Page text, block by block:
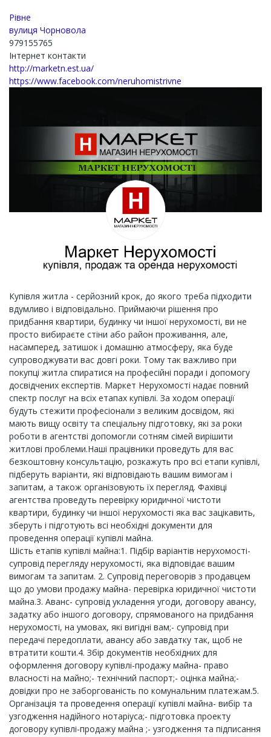
Рівне
вулиця Чорновола
979155765
Інтернет контакти
http://marketn.est.ua/
https://www.facebook.com/neruhomistrivne
Купівля житла - серйозний крок, до якого треба підходити
вдумливо і відповідально. Приймаючи рішення про
придбання квартири, будинку чи іншої нерухомості, ви не
просто вибираєте стіни або район проживання, але,
насамперед, затишок і домашню атмосферу, яка буде
супроводжувати вас довгі роки. Тому так важливо при
покупці житла спиратися на професійні поради і допомогу
досвідчених експертів. Маркет Нерухомості надає повний
спектр послуг на всіх етапах купівлі. За ходом операції
будуть стежити професіонали з великим досвідом, які
мають вищу освіту та спеціальну підготовку, які за роки
роботи в агентстві допомогли сотням сімей вирішити
житлові проблеми.Наші працівники проведуть для вас
безкоштовну консультацію, розкажуть про всі етапи купівлі,
підберуть варіанти, які відповідають вашим вимогам і
запитам, а також організовують їх перегляд. Фахівці
агентства проведуть перевірку юридичної чистоти
квартири, будинку чи іншої нерухомості яка вас зацікавить,
зберуть і підготують всі необхідні документи для
проведення операції купівлі майна.
Шість етапів купівлі майна:1. Підбір варіантів нерухомості-
супровід перегляду нерухомості, яка відповідає вашим
вимогам та запитам. 2. Супровід переговорів з продавцем
що до умови продажу майна- перевірка юридичної чистоти
майна.3. Аванс- супровід укладення угоди, договору авансу,
задатку або іншого договору, спрямованого на придбання
нерухомості, на умовах, які вигідні вам;- супровід при
передачі передоплати, авансу або завдатку так, щоб не
втратити кошти.4. Збір документів необхідних для
оформлення договору купівлі-продажу майна- право
власності на майно;- технічний паспорт;- оцінка майна;-
довідки про не заборгованість по комунальним платежам.5.
Організація та проведення операції купівлі майна- вибір та
узгодження надійного нотаріуса;- підготовка проекту
договору купівлі-продажу майна ;- узгодження та підписання